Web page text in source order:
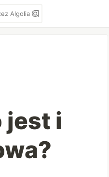
Algolia
jest i